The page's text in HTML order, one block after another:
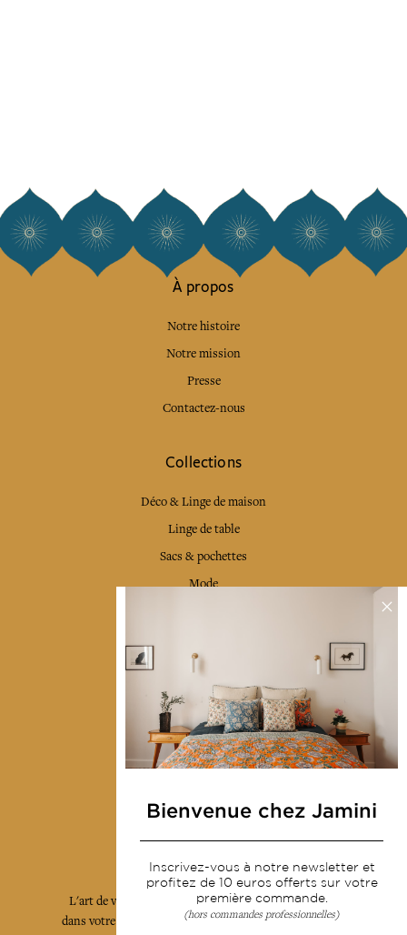
À propos
Notre histoire
Notre mission
Presse
Contactez-nous
Collections
Déco & Linge de maison
Linge de table
Sacs & pochettes
Mode
Livraison & retour
CGV
Devenir revendeur
Notre communauté
L'art de vivre JAMINI raconté avec poésie et élégance
dans votre boîte mail. Inscrivez vous à notre newsletter
Bienvenue chez Jamini
Inscrivez-vous à notre newsletter et
profitez de 10 euros offerts sur votre
première commande.
(hors commandes professionnelles)